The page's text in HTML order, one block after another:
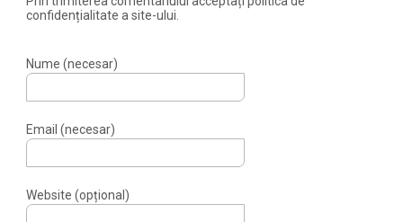
confidențialitate a site-ului.
Nume (necesar)
Email (necesar)
Website (opțional)